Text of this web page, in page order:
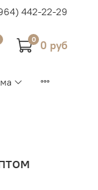
442-22-29
0 0 руб